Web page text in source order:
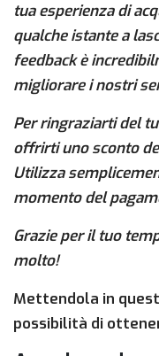
tua esperienza di
qualche istante a
feedback è
migliorare i nostri
Per ringraziarti del
offrirti uno sconto
Utilizza
momento del
Grazie per il tuo
molto!
Mettendola in
possibilità di